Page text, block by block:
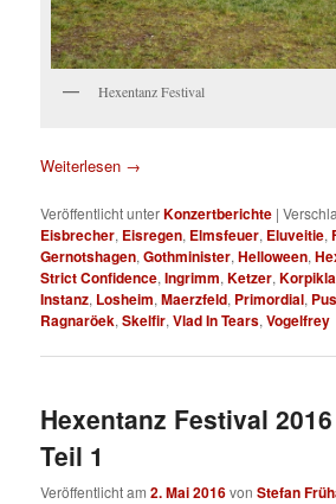
Hexentanz Festival
Weiterlesen →
Veröffentlicht unterKonzertberichte |
Eisbrecher, Eisregen, Elmsfeuer, Eluveitie,
Gernotshagen,Gothminister,Helloween,
Strict Confidence,Ingrimm,Ketzer,
Instanz, Losheim,Maerzfeld, Primordial,
Ragnaröek,Skelfir,Vlad In Tears,Vogelfrey
Hexentanz Festival
Teil 1
Veröffentlicht am2. Mai 2016vonStefan